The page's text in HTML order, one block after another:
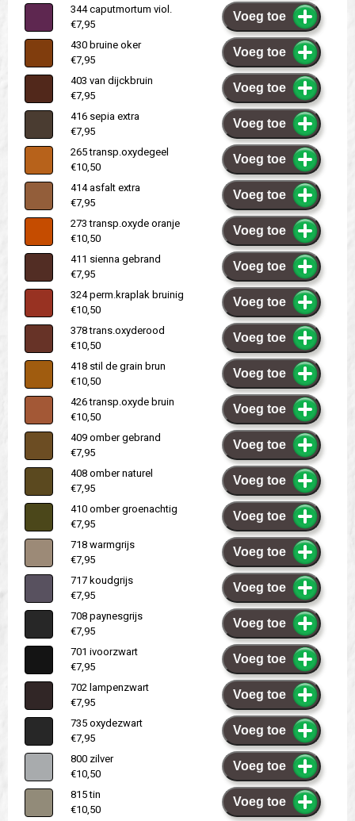
344 caputmortum viol.
€7,95
Voeg toe
430 bruine oker
€7,95
Voeg toe
403 van dijckbruin
€7,95
Voeg toe
416 sepia extra
€7,95
Voeg toe
265 transp.oxydegeel
€10,50
Voeg toe
414 asfalt extra
€7,95
Voeg toe
273 transp.oxyde oranje
€10,50
Voeg toe
411 sienna gebrand
€7,95
Voeg toe
324 perm.kraplak bruinig
€10,50
Voeg toe
378 trans.oxyderood
€10,50
Voeg toe
418 stil de grain brun
€10,50
Voeg toe
426 transp.oxyde bruin
€10,50
Voeg toe
409 omber gebrand
€7,95
Voeg toe
408 omber naturel
€7,95
Voeg toe
410 omber groenachtig
€7,95
Voeg toe
718 warmgrijs
€7,95
Voeg toe
717 koudgrijs
€7,95
Voeg toe
708 paynesgrijs
€7,95
Voeg toe
701 ivoorzwart
€7,95
Voeg toe
702 lampenzwart
€7,95
Voeg toe
735 oxydezwart
€7,95
Voeg toe
800 zilver
€10,50
Voeg toe
815 tin
€10,50
Voeg toe